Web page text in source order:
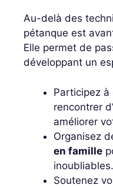
Au-delà des
pétanque est
Elle permet de
développant un
Participez à
rencontrer
améliorer
Organisez
en famille
inoubliables.
Soutenez